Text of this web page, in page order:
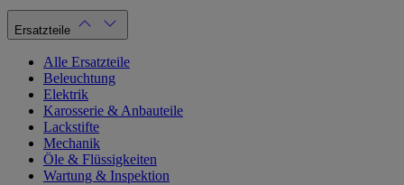
Ersatzteile
Alle Ersatzteile
Beleuchtung
Elektrik
Karosserie & Anbauteile
Lackstifte
Mechanik
Öle & Flüssigkeiten
Wartung & Inspektion